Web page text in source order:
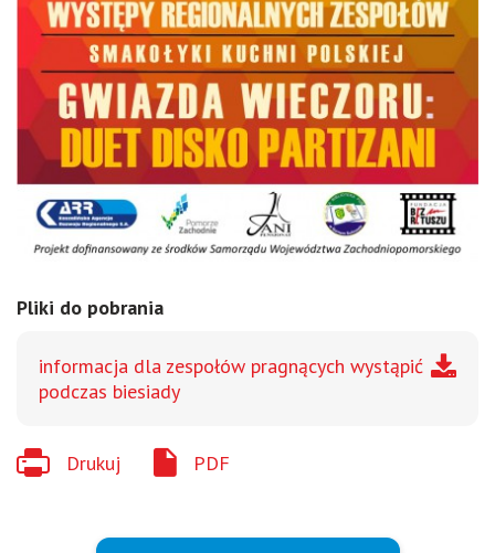
Pliki do pobrania
informacja dla zespołów pragnących wystąpić
podczas biesiady
Drukuj PDF